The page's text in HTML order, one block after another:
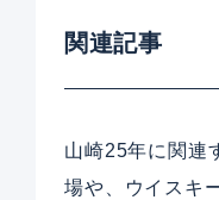
関連記事
山崎25年に関連
場や、ウイスキ